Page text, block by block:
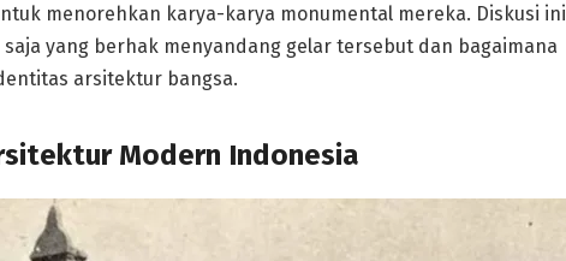
menorehkan karya-karya monumental mereka. Diskusi ini
yang berhak menyandang gelar tersebut dan bagaimana
arsitektur bangsa.
Modern Indonesia